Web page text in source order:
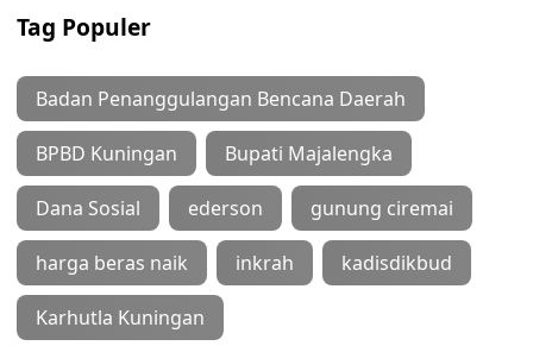
Tag Populer
Badan Penanggulangan Bencana Daerah
BPBD Kuningan Bupati Majalengka
Dana Sosial ederson gunung ciremai
harga beras naik inkrah kadisdikbud
Karhutla Kuningan